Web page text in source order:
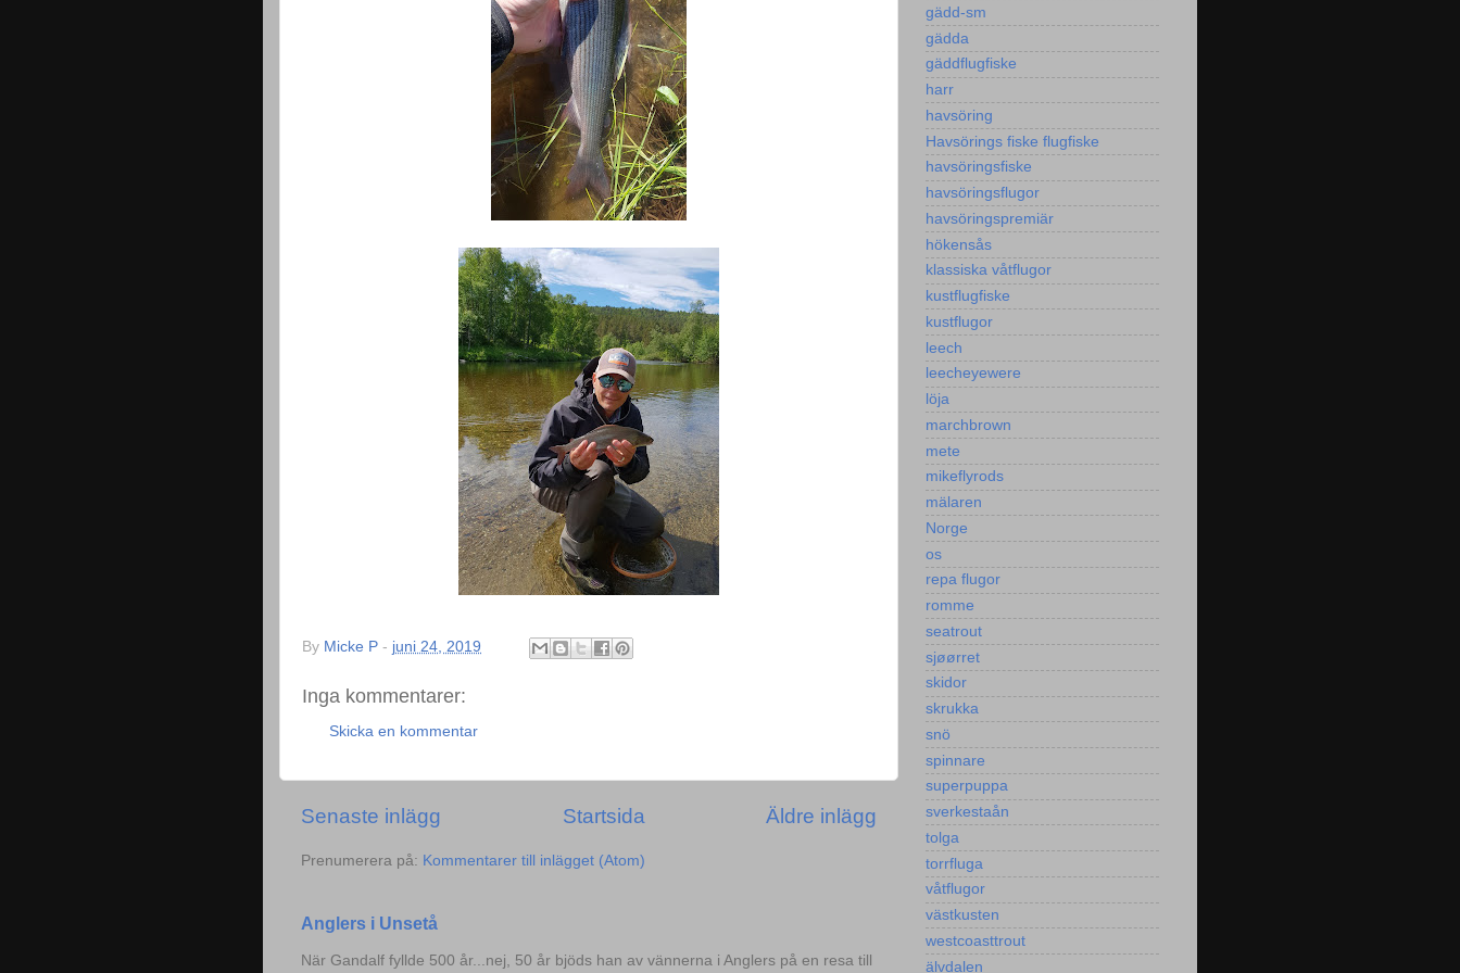
By Micke P - juni 24, 2019
Inga kommentarer:
Skicka en kommentar
Senaste inlägg Äldre inlägg
Startsida
Prenumerera på: Kommentarer till inlägget (Atom)
Anglers i Unsetå
När Gandalf fyllde 500 år...nej, 50 år bjöds han av vännerna i Anglers på en resa till
gädd-sm
gädda
gäddflugfiske
harr
havsöring
Havsörings fiske flugfiske
havsöringsfiske
havsöringsflugor
havsöringspremiär
hökensås
klassiska våtflugor
kustflugfiske
kustflugor
leech
leecheyewere
löja
marchbrown
mete
mikeflyrods
mälaren
Norge
os
repa flugor
romme
seatrout
sjøørret
skidor
skrukka
snö
spinnare
superpuppa
sverkestaån
tolga
torrfluga
våtflugor
västkusten
westcoasttrout
älvdalen